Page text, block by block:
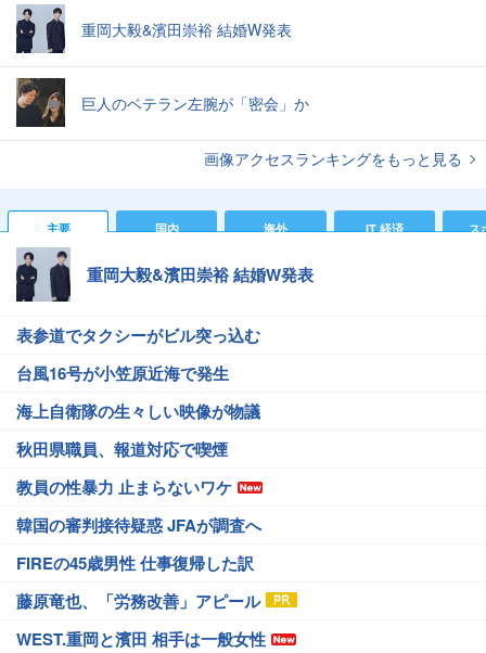
重岡大毅&濱田崇裕 結婚W発表
巨人のベテラン左腕が「密会」か
画像アクセスランキングをもっと見る
主要 国内 海外 IT 経済 ス
重岡大毅&濱田崇裕 結婚W発表
表参道でタクシーがビル突っ込む
台風16号が小笠原近海で発生
海上自衛隊の生々しい映像が物議
秋田県職員、報道対応で喫煙
教員の性暴力 止まらないワケ
韓国の審判接待疑惑 JFAが調査へ
FIREの45歳男性 仕事復帰した訳
藤原竜也、「労務改善」アピール
WEST.重岡と濱田 相手は一般女性